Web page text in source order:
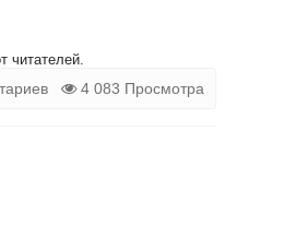
читателей.
4 083 Просмотра